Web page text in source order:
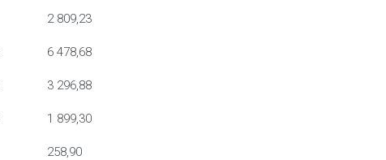
2 809,23
6 478,68
3 296,88
1 899,30
258,90